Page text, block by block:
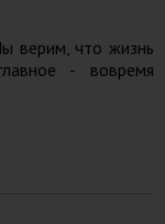
верим, что жизнь
- вовремя